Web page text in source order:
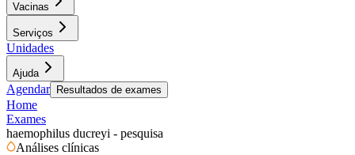
Vacinas
Serviços
Unidades
Ajuda
Agendar Resultados de exames
Home
Exames
haemophilus ducreyi - pesquisa
Análises clínicas